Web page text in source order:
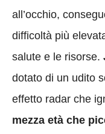
all’occhio,
difficoltà più
salute e le risorse.
dotato di un udito
effetto radar che
mezza età che